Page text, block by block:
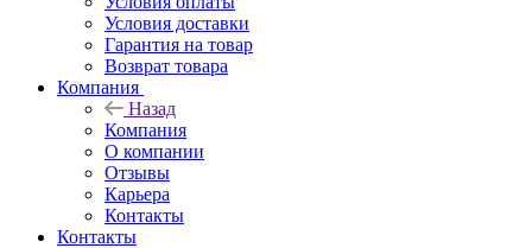
Условия доставки
Гарантия на товар
Возврат товара
Компания
Назад
Компания
О компании
Отзывы
Карьера
Контакты
Контакты